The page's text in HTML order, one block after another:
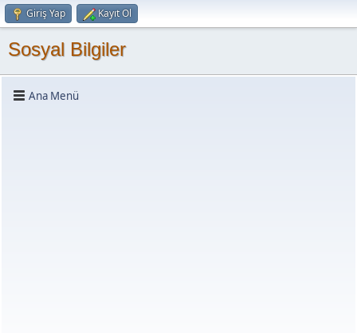
Giriş Yap Kayıt Ol
Sosyal Bilgiler
Ana Menü